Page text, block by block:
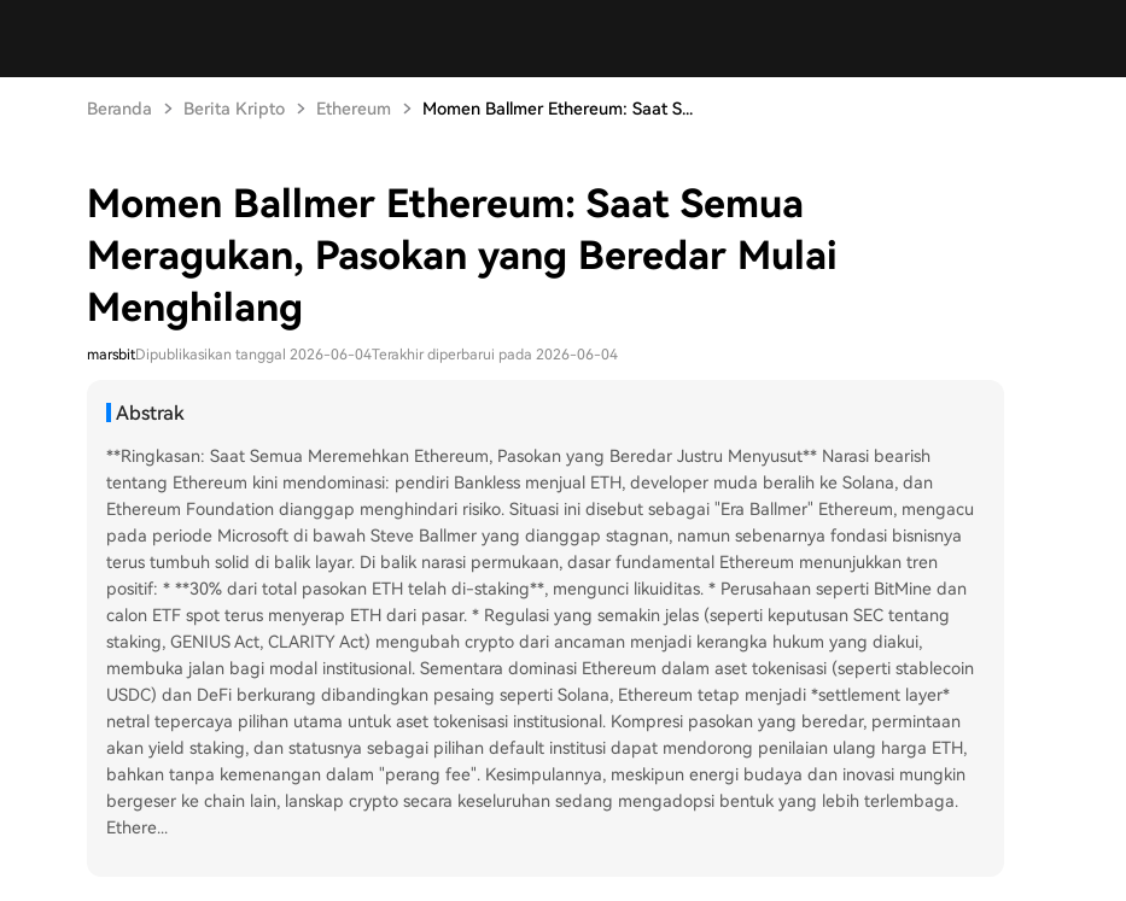
Beranda Berita Kripto Ethereum Momen Ballmer Ethereum: Saat S...
Momen Ballmer Ethereum: Saat Semua
Meragukan, Pasokan yang Beredar Mulai
Menghilang
marsbitDipublikasikan tanggal 2026-06-04Terakhir diperbarui pada 2026-06-04
Abstrak
**Ringkasan: Saat Semua Meremehkan Ethereum, Pasokan yang Beredar Justru Menyusut** Narasi bearish
tentang Ethereum kini mendominasi: pendiri Bankless menjual ETH, developer muda beralih ke Solana, dan
Ethereum Foundation dianggap menghindari risiko. Situasi ini disebut sebagai "Era Ballmer" Ethereum, mengacu
pada periode Microsoft di bawah Steve Ballmer yang dianggap stagnan, namun sebenarnya fondasi bisnisnya
terus tumbuh solid di balik layar. Di balik narasi permukaan, dasar fundamental Ethereum menunjukkan tren
positif: * **30% dari total pasokan ETH telah di-staking**, mengunci likuiditas. * Perusahaan seperti BitMine dan
calon ETF spot terus menyerap ETH dari pasar. * Regulasi yang semakin jelas (seperti keputusan SEC tentang
staking, GENIUS Act, CLARITY Act) mengubah crypto dari ancaman menjadi kerangka hukum yang diakui,
membuka jalan bagi modal institusional. Sementara dominasi Ethereum dalam aset tokenisasi (seperti stablecoin
USDC) dan DeFi berkurang dibandingkan pesaing seperti Solana, Ethereum tetap menjadi *settlement layer*
netral tepercaya pilihan utama untuk aset tokenisasi institusional. Kompresi pasokan yang beredar, permintaan
akan yield staking, dan statusnya sebagai pilihan default institusi dapat mendorong penilaian ulang harga ETH,
bahkan tanpa kemenangan dalam "perang fee". Kesimpulannya, meskipun energi budaya dan inovasi mungkin
bergeser ke chain lain, lanskap crypto secara keseluruhan sedang mengadopsi bentuk yang lebih terlembaga.
Ethere...